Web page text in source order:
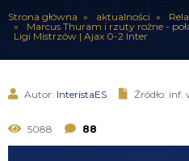
PUCHARY
SERWIS
Strona główna aktualności
Marcus Thuram i rzuty rożne -
Ligi Mistrzów | Ajax 0-2 Inter
Autor: InteristaES Źródło: inf.
5088 88